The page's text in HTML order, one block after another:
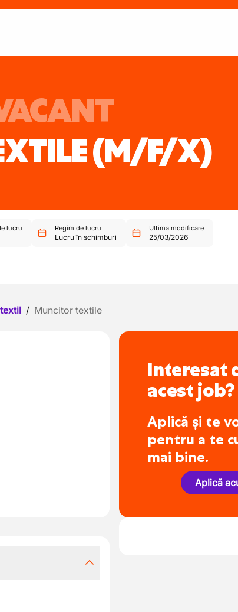
(M/F/X)
lucru Regim de lucru
Lucru în schimburi
Ultima modificare
25/03/2026
/ Muncitor textile
Interesat
acest job?
Aplică și te
pentru a te
mai bine.
Aplică